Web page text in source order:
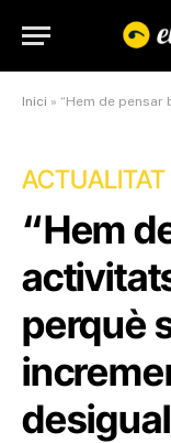
Inici » “Hem de pensar bé les
ACTUALITAT
“Hem
perquè